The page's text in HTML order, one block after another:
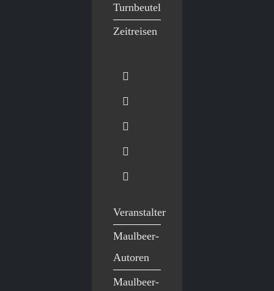
Turnbeutel
Zeitreisen
Veranstalter
Maulbeer-
Autoren
Maulbeer-